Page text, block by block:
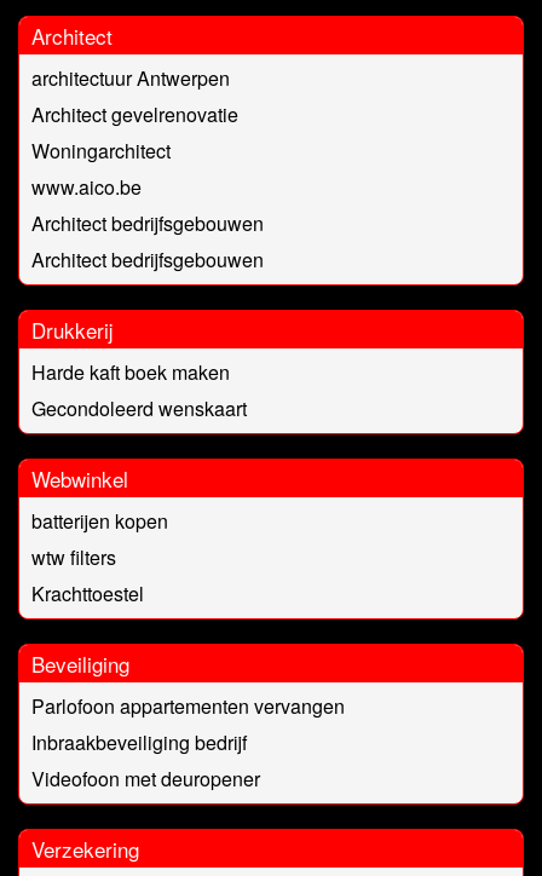
Architect
architectuur Antwerpen
Architect gevelrenovatie
Woningarchitect
www.aico.be
Architect bedrijfsgebouwen
Architect bedrijfsgebouwen
Drukkerij
Harde kaft boek maken
Gecondoleerd wenskaart
Webwinkel
batterijen kopen
wtw filters
Krachttoestel
Beveiliging
Parlofoon appartementen vervangen
Inbraakbeveiliging bedrijf
Videofoon met deuropener
Verzekering